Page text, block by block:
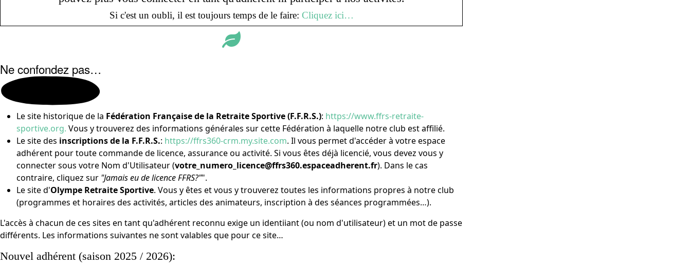
Si c'est un oubli, il est toujours temps de le faire: Cliquez ici…
Ne confondez pas…
Le site historique de la Fédération Française de la Retraite Sportive (F.F.R.S.): https://www.ffrs-retraite-
sportive.org. Vous y trouverez des informations générales sur cette Fédération à laquelle notre club est affilié.
Le site des inscriptions de la F.F.R.S.: https://ffrs360-crm.my.site.com. Il vous permet d'accéder à votre espace
adhérent pour toute commande de licence, assurance ou activité. Si vous êtes déjà licencié, vous devez vous y
connecter sous votre Nom d'Utilisateur (votre_numero_licence@ffrs360.espaceadherent.fr). Dans le cas
contraire, cliquez sur "Jamais eu de licence FFRS?"".
Le site d'Olympe Retraite Sportive. Vous y êtes et vous y trouverez toutes les informations propres à notre club
(programmes et horaires des activités, articles des animateurs, inscription à des séances programmées…).
L'accès à chacun de ces sites en tant qu'adhérent reconnu exige un identiiant (ou nom d'utilisateur) et un mot de passe
différents. Les informations suivantes ne sont valables que pour ce site…
Nouvel adhérent (saison 2025 / 2026):